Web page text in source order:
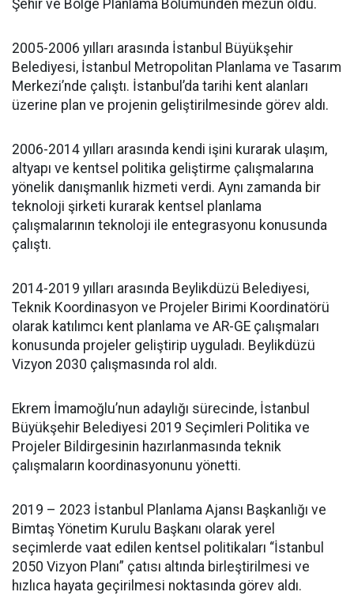
Şehir ve Bölge Planlama Bölümünden mezun oldu.
2005-2006 yılları arasında İstanbul Büyükşehir
Belediyesi, İstanbul Metropolitan Planlama ve Tasarım
Merkezi’nde çalıştı. İstanbul’da tarihi kent alanları
üzerine plan ve projenin geliştirilmesinde görev aldı.
2006-2014 yılları arasında kendi işini kurarak ulaşım,
altyapı ve kentsel politika geliştirme çalışmalarına
yönelik danışmanlık hizmeti verdi. Aynı zamanda bir
teknoloji şirketi kurarak kentsel planlama
çalışmalarının teknoloji ile entegrasyonu konusunda
çalıştı.
2014-2019 yılları arasında Beylikdüzü Belediyesi,
Teknik Koordinasyon ve Projeler Birimi Koordinatörü
olarak katılımcı kent planlama ve AR-GE çalışmaları
konusunda projeler geliştirip uyguladı. Beylikdüzü
Vizyon 2030 çalışmasında rol aldı.
Ekrem İmamoğlu’nun adaylığı sürecinde, İstanbul
Büyükşehir Belediyesi 2019 Seçimleri Politika ve
Projeler Bildirgesinin hazırlanmasında teknik
çalışmaların koordinasyonunu yönetti.
2019 – 2023 İstanbul Planlama Ajansı Başkanlığı ve
Bimtaş Yönetim Kurulu Başkanı olarak yerel
seçimlerde vaat edilen kentsel politikaları “İstanbul
2050 Vizyon Planı” çatısı altında birleştirilmesi ve
hızlıca hayata geçirilmesi noktasında görev aldı.